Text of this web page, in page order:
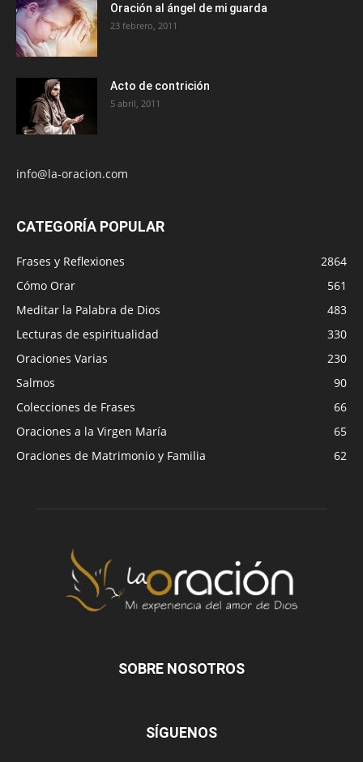
Oración al ángel de mi guarda
23 febrero, 2011
Acto de contrición
5 abril, 2011
info@la-oracion.com
CATEGORÍA POPULAR
Frases y Reflexiones
2864
Cómo Orar
561
Meditar la Palabra de Dios
483
Lecturas de espiritualidad
330
Oraciones Varias
230
Salmos
90
Colecciones de Frases
66
Oraciones a la Virgen María
65
Oraciones de Matrimonio y Familia
62
SOBRE NOSOTROS
SÍGUENOS